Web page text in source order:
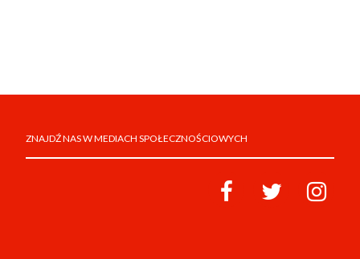
ZNAJDŹ NAS W MEDIACH SPOŁECZNOŚCIOWYCH